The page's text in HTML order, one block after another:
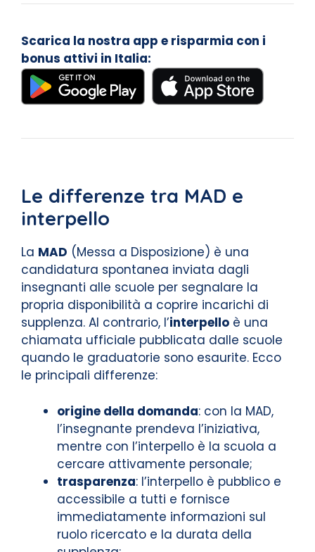
Scarica la nostra app e risparmia con i
bonus attivi in Italia:
Le differenze tra MAD e
interpello
La MAD (Messa a Disposizione) è una
candidatura spontanea inviata dagli
insegnanti alle scuole per segnalare la
propria disponibilità a coprire incarichi di
supplenza. Al contrario, l’interpello è una
chiamata ufficiale pubblicata dalle scuole
quando le graduatorie sono esaurite. Ecco
le principali differenze:
origine della domanda: con la MAD,
l’insegnante prendeva l’iniziativa,
mentre con l’interpello è la scuola a
cercare attivamente personale;
trasparenza: l’interpello è pubblico e
accessibile a tutti e fornisce
immediatamente informazioni sul
ruolo ricercato e la durata della